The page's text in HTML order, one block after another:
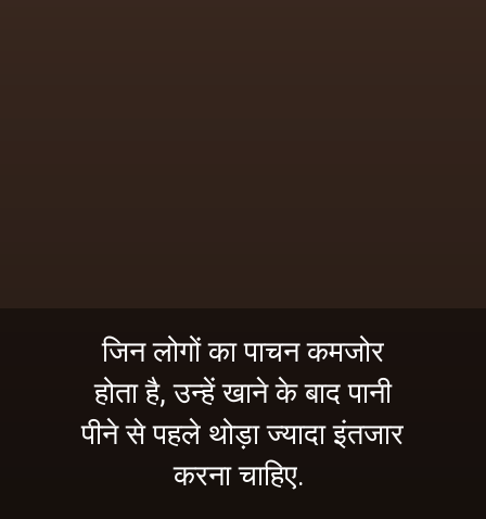
जिन लोगों का पाचन कमजोर
होता है, उन्हें खाने के बाद पानी
पीने से पहले थोड़ा ज्यादा इंतजार
करना चाहिए.